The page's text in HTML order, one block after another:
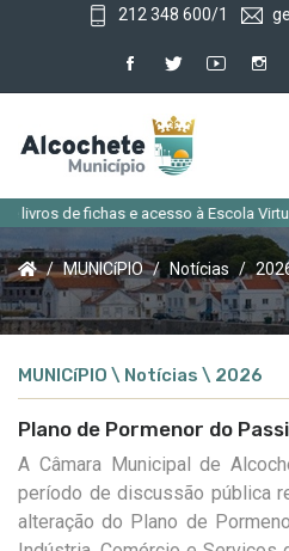
212 348 600/1
de fichas e acesso à Escola Virtual
MUNICíPIO Notícias
MUNICíPIO \ Notícias \ 2026
Plano de Pormenor do
A Câmara Municipal de
período de discussão pública
alteração do Plano de